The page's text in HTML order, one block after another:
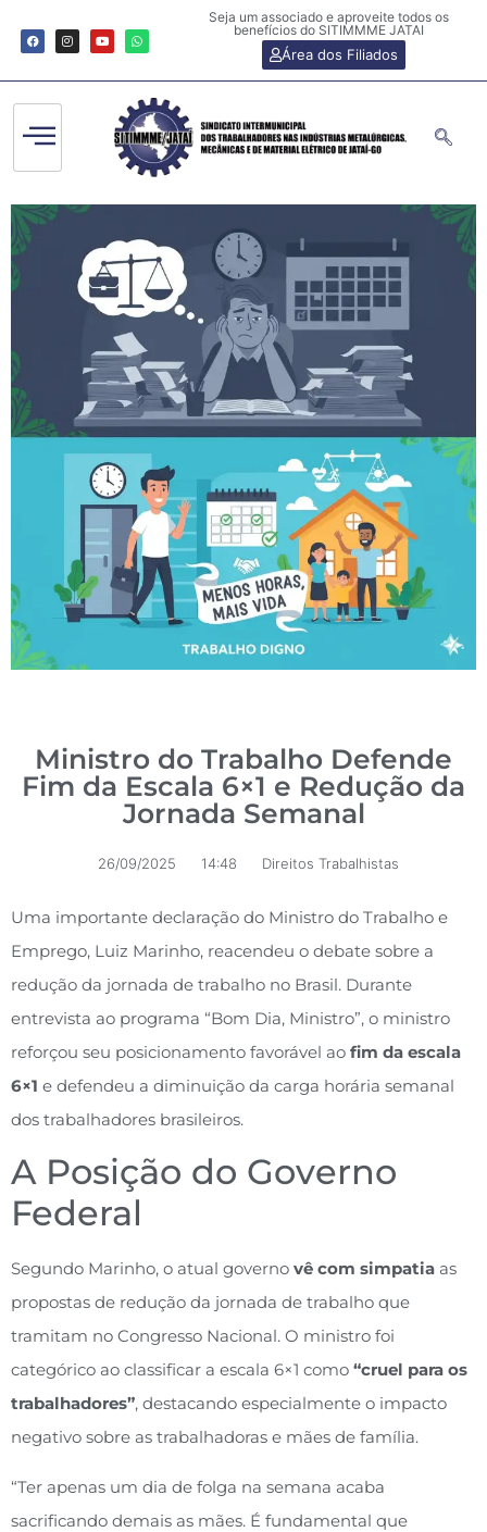
Seja um associado e aproveite todos os
benefícios do SITIMMME JATAI
Área dos Filiados
Ministro do Trabalho Defende
Fim da Escala 6×1 e Redução da
Jornada Semanal
26/09/2025 14:48 Direitos Trabalhistas
Uma importante declaração do Ministro do Trabalho e
Emprego, Luiz Marinho, reacendeu o debate sobre a
redução da jornada de trabalho no Brasil. Durante
entrevista ao programa “Bom Dia, Ministro”, o ministro
reforçou seu posicionamento favorável ao fim da escala
6×1 e defendeu a diminuição da carga horária semanal
dos trabalhadores brasileiros.
A Posição do Governo
Federal
Segundo Marinho, o atual governo vê com simpatia as
propostas de redução da jornada de trabalho que
tramitam no Congresso Nacional. O ministro foi
categórico ao classificar a escala 6×1 como “cruel para os
trabalhadores”, destacando especialmente o impacto
negativo sobre as trabalhadoras e mães de família.
“Ter apenas um dia de folga na semana acaba
sacrificando demais as mães. É fundamental que